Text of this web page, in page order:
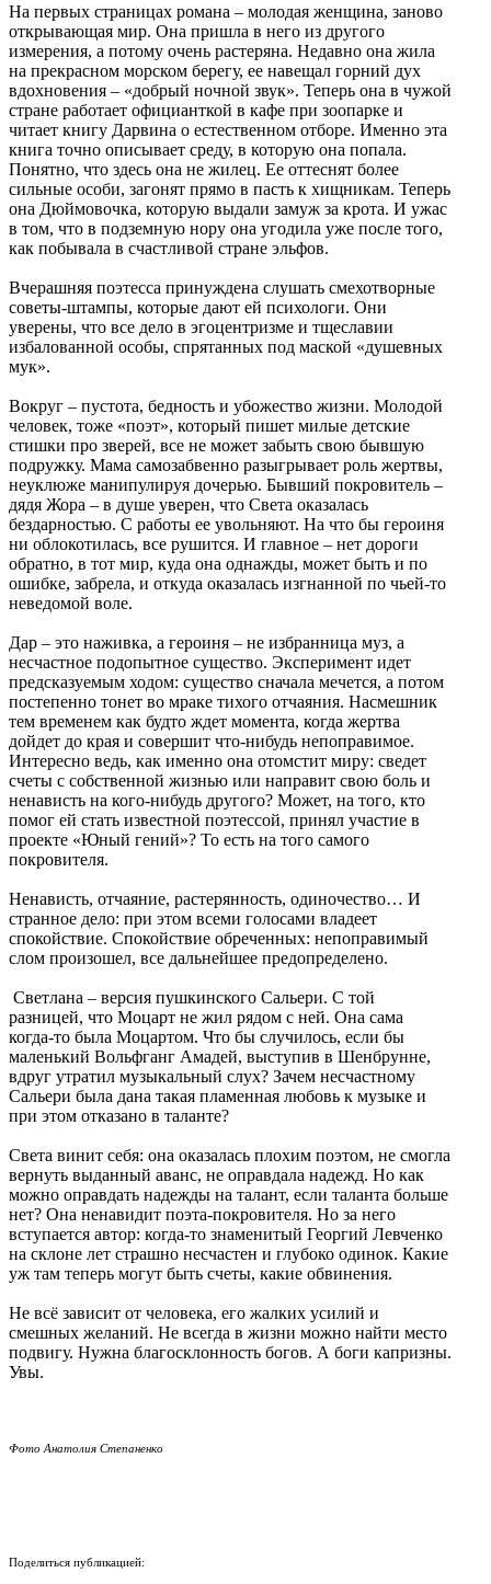
На первых страницах романа – молодая женщина, заново
открывающая мир. Она пришла в него из другого
измерения, а потому очень растеряна. Недавно она жила
на прекрасном морском берегу, ее навещал горний дух
вдохновения – «добрый ночной звук». Теперь она в чужой
стране работает официанткой в кафе при зоопарке и
читает книгу Дарвина о естественном отборе. Именно эта
книга точно описывает среду, в которую она попала.
Понятно, что здесь она не жилец. Ее оттеснят более
сильные особи, загонят прямо в пасть к хищникам. Теперь
она Дюймовочка, которую выдали замуж за крота. И ужас
в том, что в подземную нору она угодила уже после того,
как побывала в счастливой стране эльфов.
Вчерашняя поэтесса принуждена слушать смехотворные
советы-штампы, которые дают ей психологи. Они
уверены, что все дело в эгоцентризме и тщеславии
избалованной особы, спрятанных под маской «душевных
мук».
Вокруг – пустота, бедность и убожество жизни. Молодой
человек, тоже «поэт», который пишет милые детские
стишки про зверей, все не может забыть свою бывшую
подружку. Мама самозабвенно разыгрывает роль жертвы,
неуклюже манипулируя дочерью. Бывший покровитель –
дядя Жора – в душе уверен, что Света оказалась
бездарностью. С работы ее увольняют. На что бы героиня
ни облокотилась, все рушится. И главное – нет дороги
обратно, в тот мир, куда она однажды, может быть и по
ошибке, забрела, и откуда оказалась изгнанной по чьей-то
неведомой воле.
Дар – это наживка, а героиня – не избранница муз, а
несчастное подопытное существо. Эксперимент идет
предсказуемым ходом: существо сначала мечется, а потом
постепенно тонет во мраке тихого отчаяния. Насмешник
тем временем как будто ждет момента, когда жертва
дойдет до края и совершит что-нибудь непоправимое.
Интересно ведь, как именно она отомстит миру: сведет
счеты с собственной жизнью или направит свою боль и
ненависть на кого-нибудь другого? Может, на того, кто
помог ей стать известной поэтессой, принял участие в
проекте «Юный гений»? То есть на того самого
покровителя.
Ненависть, отчаяние, растерянность, одиночество… И
странное дело: при этом всеми голосами владеет
спокойствие. Спокойствие обреченных: непоправимый
слом произошел, все дальнейшее предопределено.
Светлана – версия пушкинского Сальери. С той
разницей, что Моцарт не жил рядом с ней. Она сама
когда-то была Моцартом. Что бы случилось, если бы
маленький Вольфганг Амадей, выступив в Шенбрунне,
вдруг утратил музыкальный слух? Зачем несчастному
Сальери была дана такая пламенная любовь к музыке и
при этом отказано в таланте?
Света винит себя: она оказалась плохим поэтом, не смогла
вернуть выданный аванс, не оправдала надежд. Но как
можно оправдать надежды на талант, если таланта больше
нет? Она ненавидит поэта-покровителя. Но за него
вступается автор: когда-то знаменитый Георгий Левченко
на склоне лет страшно несчастен и глубоко одинок. Какие
уж там теперь могут быть счеты, какие обвинения.
Не всё зависит от человека, его жалких усилий и
смешных желаний. Не всегда в жизни можно найти место
подвигу. Нужна благосклонность богов. А боги капризны.
Увы.
Фото Анатолия Степаненко
Поделиться публикацией: